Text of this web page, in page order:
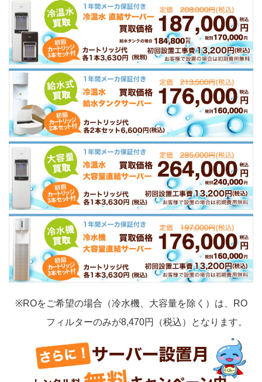
※ROをご希望の場合（冷水機、大容量を除く）は、RO
フィルターのみが8,470円（税込）となります。